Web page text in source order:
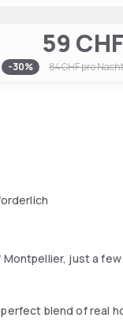
59 CHF
-30% 84 CHFpro
just a
blend of real